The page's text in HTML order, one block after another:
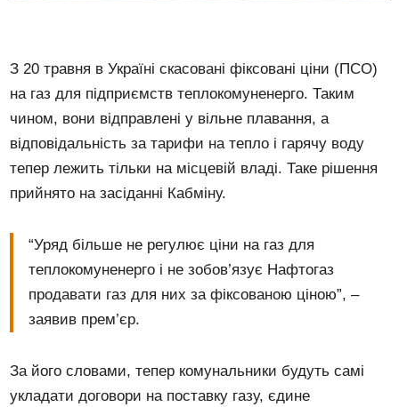
З 20 травня в Україні скасовані фіксовані ціни (ПСО)
на газ для підприємств теплокомуненерго. Таким
чином, вони відправлені у вільне плавання, а
відповідальність за тарифи на тепло і гарячу воду
тепер лежить тільки на місцевій владі. Таке рішення
прийнято на засіданні Кабміну.
“Уряд більше не регулює ціни на газ для
теплокомуненерго і не зобов’язує Нафтогаз
продавати газ для них за фіксованою ціною”, –
заявив прем’єр.
За його словами, тепер комунальники будуть самі
укладати договори на поставку газу, єдине